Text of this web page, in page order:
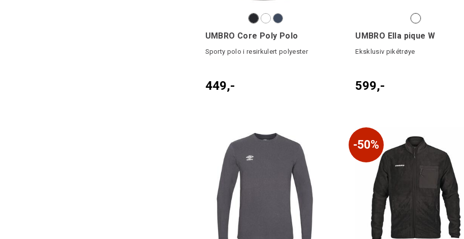
UMBRO Core Poly Polo
Sporty polo i resirkulert polyester
449,-
UMBRO Ella pique W
Eksklusiv pikétrøye
599,-
50%